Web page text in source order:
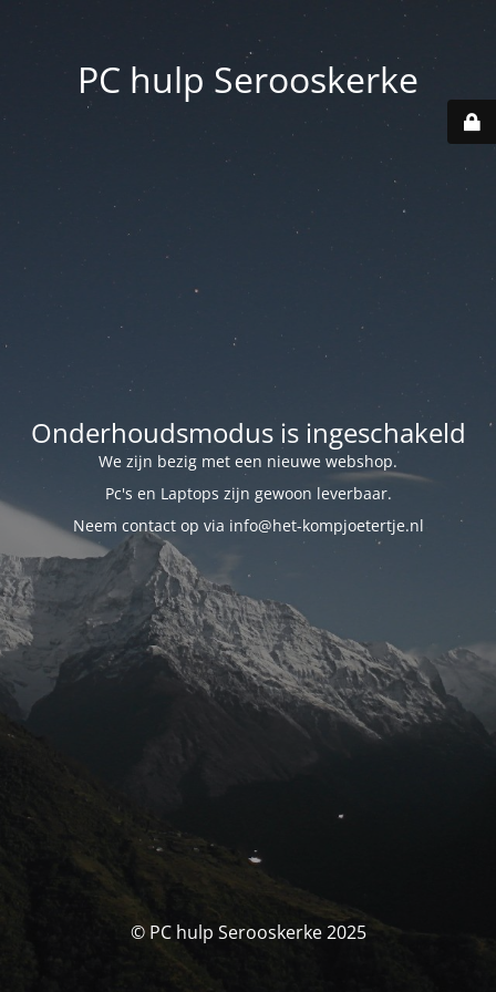
PC hulp Serooskerke
Onderhoudsmodus is ingeschakeld
We zijn bezig met een nieuwe webshop.
Pc's en Laptops zijn gewoon leverbaar.
Neem contact op via info@het-kompjoetertje.nl
© PC hulp Serooskerke 2025